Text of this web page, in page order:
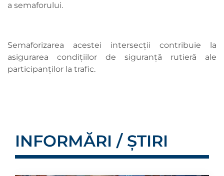
a semaforului.
Semaforizarea acestei intersecții contribuie la
asigurarea condițiilor de siguranță rutieră ale
participanților la trafic.
INFORMĂRI / ȘTIRI